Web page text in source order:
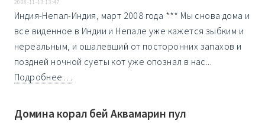
2008-11-13 13:47
Индия-Непал-Индия, март 2008 года *** Мы снова дома и
все виденное в Индии и Непале уже кажется зыбким и
нереальным, и ошалевший от посторонних запахов и
поздней ночной суеты кот уже опознал в нас...
Подробнее…
Домина корал бей Аквамарин пул